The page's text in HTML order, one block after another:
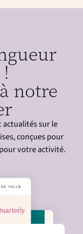
notre
actualités sur le
conçues pour
votre activité.